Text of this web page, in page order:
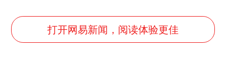
打开网易新闻，阅读体验更佳